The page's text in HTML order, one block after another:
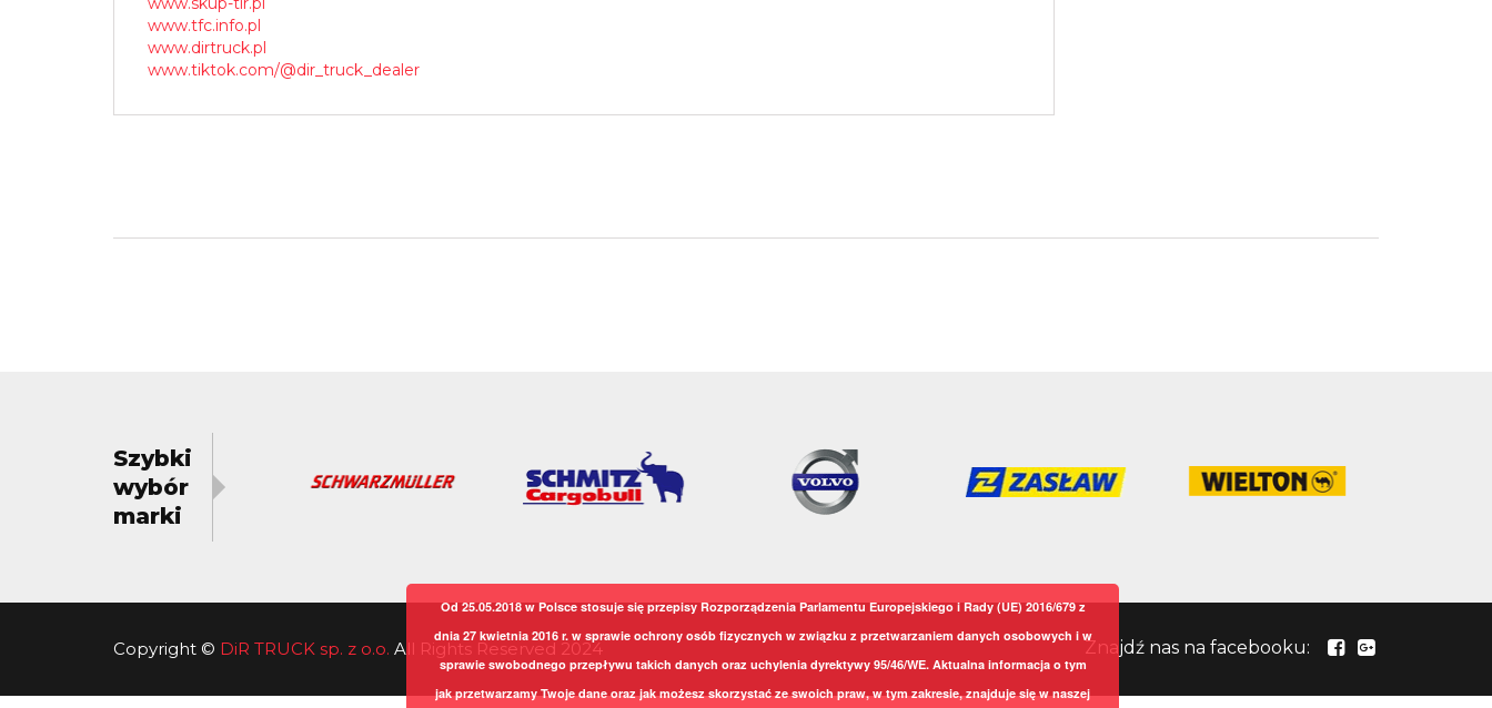
www.tfc.info.pl
www.dirtruck.pl
www.tiktok.com/@dir_truck_dealer
Szybki
wybór
marki
Znajdź nas na facebooku:
Copyright © DiR TRUCK sp. z o.o. All Rights Reserved 2024
Od 25.05.2018 w Polsce stosuje się przepisy Rozporządzenia Parlamentu Europejskiego i Rady (UE) 2016/679 z
dnia 27 kwietnia 2016 r. w sprawie ochrony osób fizycznych w związku z przetwarzaniem danych osobowych i w
sprawie swobodnego przepływu takich danych oraz uchylenia dyrektywy 95/46/WE. Aktualna informacja o tym
jak przetwarzamy Twoje dane oraz jak możesz skorzystać ze swoich praw, w tym zakresie, znajduje się w naszej